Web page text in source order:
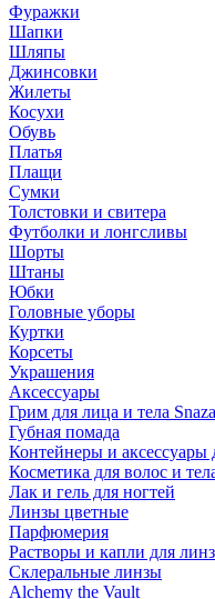
Фуражки
Шапки
Шляпы
Джинсовки
Жилеты
Косухи
Обувь
Платья
Плащи
Сумки
Толстовки и свитера
Футболки и лонгсливы
Шорты
Штаны
Юбки
Головные уборы
Куртки
Корсеты
Украшения
Аксессуары
Грим для лица и тела
Губная помада
Контейнеры и аксессуары
Косметика для волос и
Лак и гель для ногтей
Линзы цветные
Парфюмерия
Растворы и капли для линз
Склеральные линзы
Alchemy the Vault